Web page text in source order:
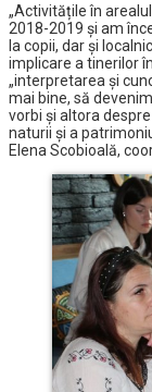
„Activitățile în
2018-2019 și am
la copii, dar și
implicare a tinerilor
„interpretarea și
mai bine, să
vorbi și altora
naturii și a
Elena Scobioală,